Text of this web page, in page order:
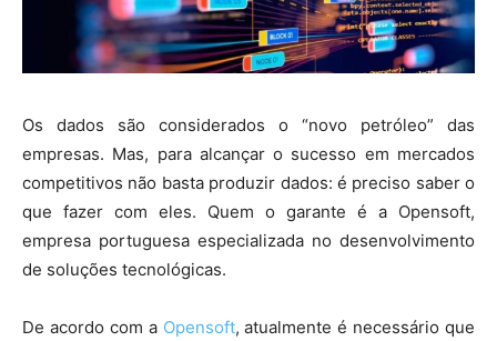
Os dados são considerados o “novo petróleo” das
empresas. Mas, para alcançar o sucesso em mercados
competitivos não basta produzir dados: é preciso saber o
que fazer com eles. Quem o garante é a Opensoft,
empresa portuguesa especializada no desenvolvimento
de soluções tecnológicas.
De acordo com a Opensoft, atualmente é necessário que